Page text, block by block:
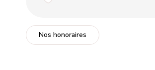
Nos honoraires